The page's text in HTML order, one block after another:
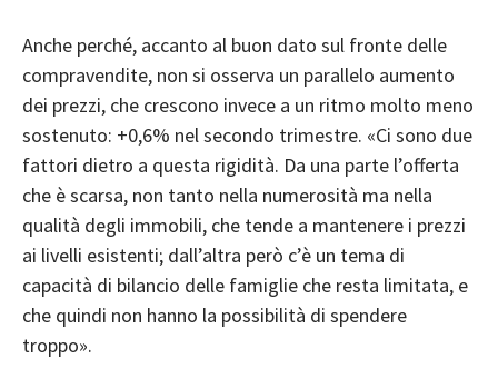
Anche perché, accanto al buon dato sul fronte delle
compravendite, non si osserva un parallelo aumento
dei prezzi, che crescono invece a un ritmo molto meno
sostenuto: +0,6% nel secondo trimestre. «Ci sono due
fattori dietro a questa rigidità. Da una parte l’offerta
che è scarsa, non tanto nella numerosità ma nella
qualità degli immobili, che tende a mantenere i prezzi
ai livelli esistenti; dall’altra però c’è un tema di
capacità di bilancio delle famiglie che resta limitata, e
che quindi non hanno la possibilità di spendere
troppo».